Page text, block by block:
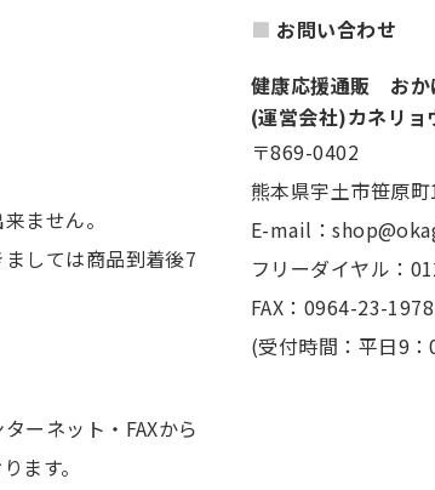
ません。
しては商品到着後7
ーネット・FAXから
ます。
お問い合わせ
健康応援通販 おか
(運営会社)カネリョ
〒869-0402
熊本県宇土市笹原
E-mail：
フリーダイヤル：
FAX：0964-23-1978
(受付時間：平日9